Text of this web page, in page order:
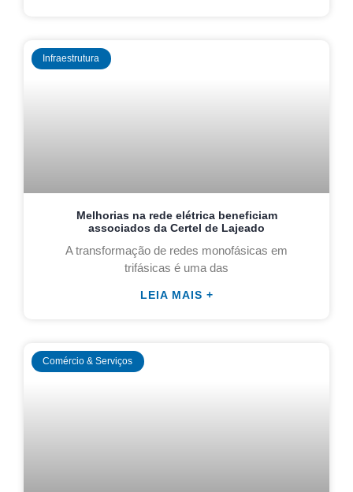
Infraestrutura
Melhorias na rede elétrica beneficiam
associados da Certel de Lajeado
A transformação de redes monofásicas em
trifásicas é uma das
LEIA MAIS +
Comércio & Serviços